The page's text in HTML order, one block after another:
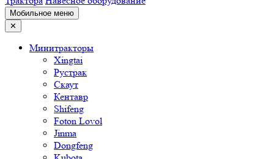
Мобильное меню
✕
Минитракторы
Xingtai
Рустрак
Скаут
Кентавр
Shifeng
Foton Lovol
Jinma
Dongfeng